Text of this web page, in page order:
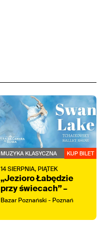
MUZYKA KLASYCZNA KUP BILET
14SIERPNIA, PIĄTEK
„Jezioro Łabędzie
przy świecach” –
koncert z tańcem na
Bazar Poznański - Poznań